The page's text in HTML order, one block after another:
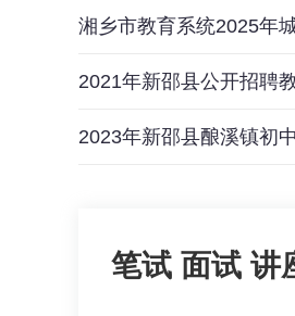
湘乡市教育系统2025年
2021年新邵县公开招聘
2023年新邵县酿溪镇初
笔试 面试 讲